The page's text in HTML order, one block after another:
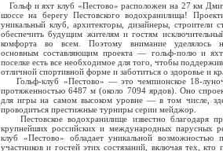
Гольф и яхт клуб «Пестово» расположен на 27 км
шоссе на берегу Пестовского водохранилища!
уникальный клуб, архитекторы, дизайнеры, строители
обеспечить будущим жителям и гостям
комфорта во всем. Поэтому внимание уделялось
основным составляющим проекта — гольф-полю и
поселке есть все необходимое для того, чтобы
отличной спортивной форме и заботиться о здоровье и
Гольф-клуб «Пестово» — это чемпионское 18-
протяженностью 6487 м (около 7094 ярдов). Оно
для игры на самом высоком уровне — в том числе,
проводиться престижные турниры серии мейджор.
Пестовское водохранилище известно благодаря
крупнейших российских и международных парусных
клуб «Пестово» обладает уникальной возможностью
участников и гостей этих состязаний, включая тех, кто